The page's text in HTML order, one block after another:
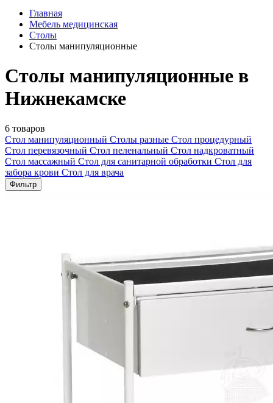
Главная
Мебель медицинская
Столы
Столы манипуляционные
Столы манипуляционные в
Нижнекамске
6 товаров
Стол манипуляционный Столы разные Стол процедурный
Стол перевязочный Стол пеленальный Стол надкроватный
Стол массажный Стол для санитарной обработки Стол для
забора крови Стол для врача
Фильтр